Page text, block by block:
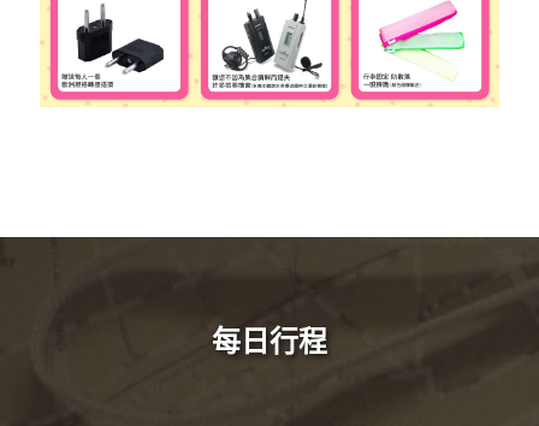
每日行程